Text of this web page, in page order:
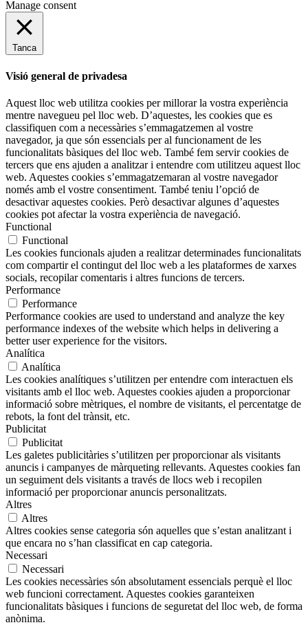
Manage consent
Tanca
Visió general de privadesa
Aquest lloc web utilitza cookies per millorar la vostra experiència
mentre navegueu pel lloc web. D’aquestes, les cookies que es
classifiquen com a necessàries s’emmagatzemen al vostre
navegador, ja que són essencials per al funcionament de les
funcionalitats bàsiques del lloc web. També fem servir cookies de
tercers que ens ajuden a analitzar i entendre com utilitzeu aquest lloc
web. Aquestes cookies s’emmagatzemaran al vostre navegador
només amb el vostre consentiment. També teniu l’opció de
desactivar aquestes cookies. Però desactivar algunes d’aquestes
cookies pot afectar la vostra experiència de navegació.
Functional
Functional
Les cookies funcionals ajuden a realitzar determinades funcionalitats
com compartir el contingut del lloc web a les plataformes de xarxes
socials, recopilar comentaris i altres funcions de tercers.
Performance
Performance
Performance cookies are used to understand and analyze the key
performance indexes of the website which helps in delivering a
better user experience for the visitors.
Analítica
Analítica
Les cookies analítiques s’utilitzen per entendre com interactuen els
visitants amb el lloc web. Aquestes cookies ajuden a proporcionar
informació sobre mètriques, el nombre de visitants, el percentatge de
rebots, la font del trànsit, etc.
Publicitat
Publicitat
Les galetes publicitàries s’utilitzen per proporcionar als visitants
anuncis i campanyes de màrqueting rellevants. Aquestes cookies fan
un seguiment dels visitants a través de llocs web i recopilen
informació per proporcionar anuncis personalitzats.
Altres
Altres
Altres cookies sense categoria són aquelles que s’estan analitzant i
que encara no s’han classificat en cap categoria.
Necessari
Necessari
Les cookies necessàries són absolutament essencials perquè el lloc
web funcioni correctament. Aquestes cookies garanteixen
funcionalitats bàsiques i funcions de seguretat del lloc web, de forma
anònima.